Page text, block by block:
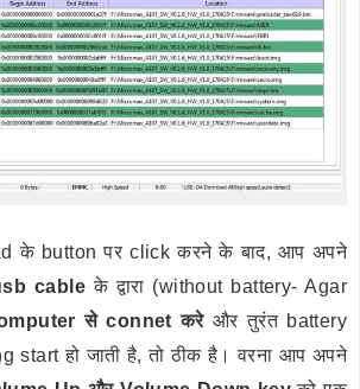
के button पर click करने के बाद, आप अपने
cableके द्वारा (without battery- Agar
से connet करेऔर तुरंत battery
start हो जाती है, तो ठीक है। वरना आप अपने